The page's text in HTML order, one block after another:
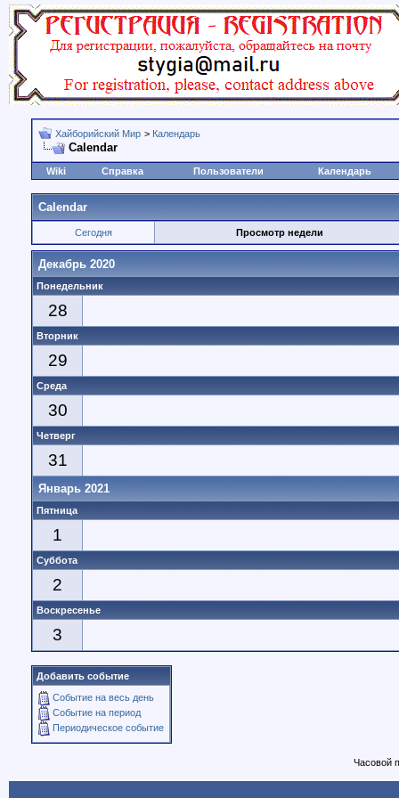
Хайборийский Мир > Календарь
Calendar
Wiki Справка Пользователи Календарь
Calendar
Сегодня Просмотр недели
Декабрь 2020
Понедельник
28
Вторник
29
Среда
30
Четверг
31
Январь 2021
Пятница
1
Суббота
2
Воскресенье
3
Добавить событие
Событие на весь день
Событие на период
Периодическое событие
Часовой